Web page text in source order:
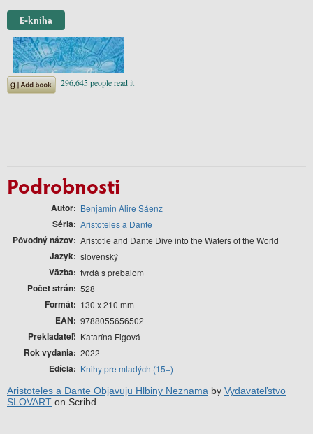
E-kniha
Podrobnosti
Autor Benjamin Alire Sáenz
Séria Aristoteles a Dante
Pôvodný názov Aristotle and Dante Dive into the Waters of the World
Jazyk slovenský
Väzba tvrdá s prebalom
Počet strán 528
Formát 130 x 210 mm
EAN 9788055656502
Prekladateľ Katarína Figová
Rok vydania 2022
Edícia Knihy pre mladých (15+)
Aristoteles a Dante Objavuju Hlbiny Neznama by Vydavateľstvo
SLOVART on Scribd